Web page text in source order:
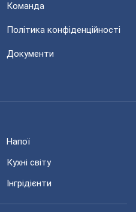
Команда
Політика конфіденційності
Документи
Напої
Кухні світу
Інгрідієнти